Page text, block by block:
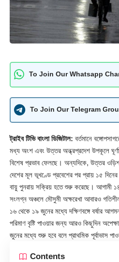
To Join Our Whatsapp
To Join Our Telegram
ট্রাইব টিভি বাংলা ডিজিটাল: বর্তমানে
মধ্য অংশ এবং উত্তর অন্ধ্রপ্রদেশ উপকূলে
বিশেষ প্রভাব ফেলছে। অন্যদিকে, উত্তর
দেশের মূল ভূখণ্ডে প্রবেশের পর প্রায় ১৫
বায়ু পুনরায় সক্রিয় হতে শুরু করেছে। আগামী
সংলগ্ন অঞ্চলে মৌসুমী অক্ষরেখা আবারও
১৬ থেকে ১৯ জুনের মধ্যে দক্ষিণবঙ্গে বর্ষার
পরিমাণ বৃষ্টি পাওয়ার জন্য আরও কিছুদিন
জুনের মধ্যে শুরু হবে বলে প্রাথমিক পূর্বাভাস
Contents